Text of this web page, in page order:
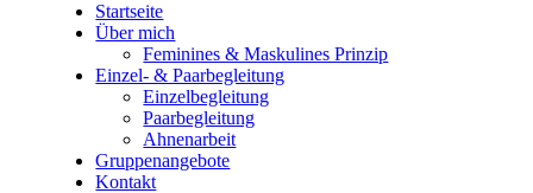
Startseite
Über mich
Feminines & Maskulines Prinzip
Einzel- & Paarbegleitung
Einzelbegleitung
Paarbegleitung
Ahnenarbeit
Gruppenangebote
Kontakt